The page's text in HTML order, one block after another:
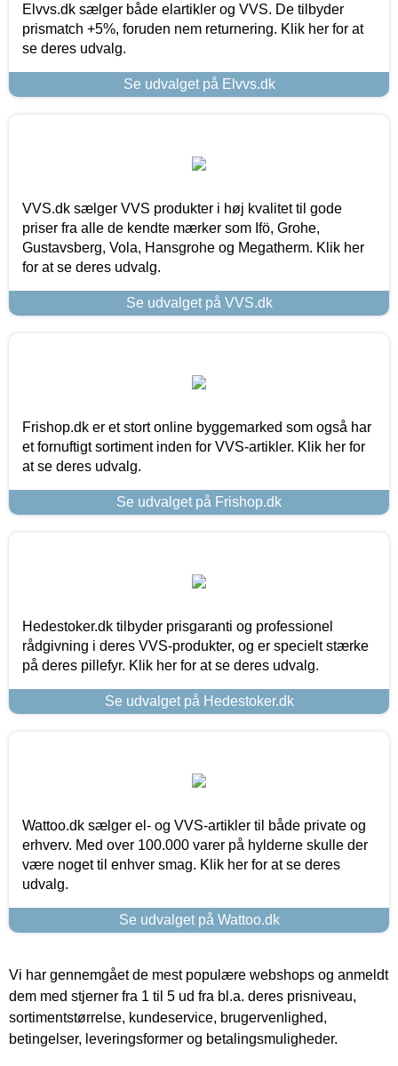
Elvvs.dk sælger både elartikler og VVS. De tilbyder
prismatch +5%, foruden nem returnering. Klik her for at
se deres udvalg.
Se udvalget på Elvvs.dk
VVS.dk sælger VVS produkter i høj kvalitet til gode
priser fra alle de kendte mærker som Ifö, Grohe,
Gustavsberg, Vola, Hansgrohe og Megatherm. Klik her
for at se deres udvalg.
Se udvalget på VVS.dk
Frishop.dk er et stort online byggemarked som også har
et fornuftigt sortiment inden for VVS-artikler. Klik her for
at se deres udvalg.
Se udvalget på Frishop.dk
Hedestoker.dk tilbyder prisgaranti og professionel
rådgivning i deres VVS-produkter, og er specielt stærke
på deres pillefyr. Klik her for at se deres udvalg.
Se udvalget på Hedestoker.dk
Wattoo.dk sælger el- og VVS-artikler til både private og
erhverv. Med over 100.000 varer på hylderne skulle der
være noget til enhver smag. Klik her for at se deres
udvalg.
Se udvalget på Wattoo.dk
Vi har gennemgået de mest populære webshops og anmeldt
dem med stjerner fra 1 til 5 ud fra bl.a. deres prisniveau,
sortimentstørrelse, kundeservice, brugervenlighed,
betingelser, leveringsformer og betalingsmuligheder.